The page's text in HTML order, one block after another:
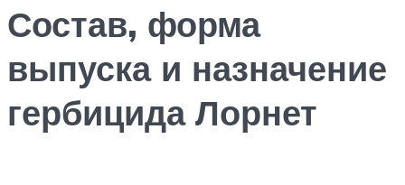
Состав, форма
выпуска и назначение
гербицида Лорнет